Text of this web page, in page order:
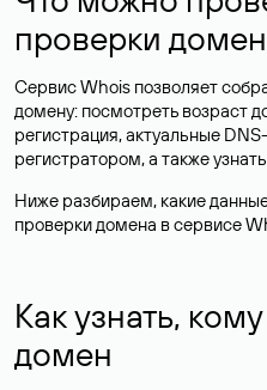
проверки
Сервис Whois позволяет
домену: посмотреть возраст
регистрация, актуальные
регистратором, а также
Ниже разбираем, какие
проверки домена в сервисе
Как узнать,
домен